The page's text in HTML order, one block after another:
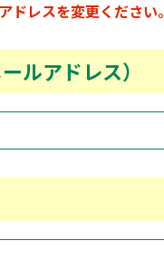
ドレスを変更ください。
ルアドレス）